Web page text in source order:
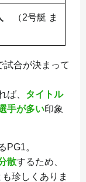
（2号艇 ま
試合が決まって
ば、 タイトル
手が多い印象
PG1。
散するため、
も珍しくありま